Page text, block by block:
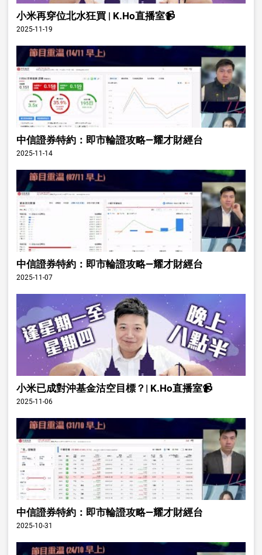
小米再穿位北水狂買 | K.Ho直播室📹
2025-11-19
中信證券特約：即市輪證攻略—耀才財經台
2025-11-14
中信證券特約：即市輪證攻略—耀才財經台
2025-11-07
小米已成對沖基金沽空目標？| K.Ho直播室📹
2025-11-06
中信證券特約：即市輪證攻略—耀才財經台
2025-10-31